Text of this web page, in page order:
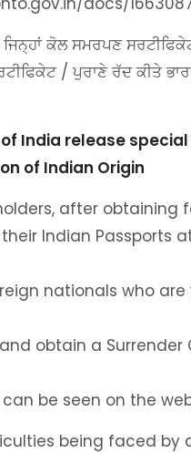
ਕੋਲ ਸਮਰਪਣ
/ ਪੁਰਾਣੇ ਰੱਦ ਕੀਤੇ
India release
of Indian Origin
after
Indian Passports
nationals who
obtain a
be seen on the
being faced by